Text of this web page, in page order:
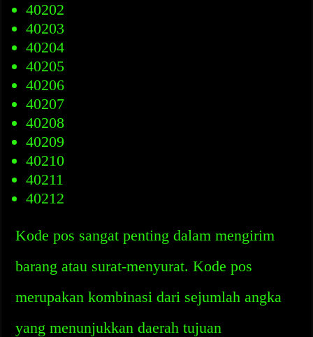
40202
40203
40204
40205
40206
40207
40208
40209
40210
40211
40212
Kode pos sangat penting dalam mengirim
barang atau surat-menyurat. Kode pos
merupakan kombinasi dari sejumlah angka
yang menunjukkan daerah tujuan